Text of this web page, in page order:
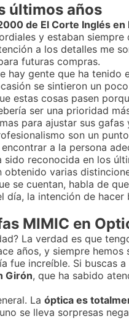
últimos años
de El Corte Inglés en
y estaban
a los detalles me
futuras compras.
gente que ha tenido
se sintieron un
estas cosas pasen
ser una prioridad
para ajustar sus
son un
a la persona
sido reconocida en los
varias
se cuentan, habla de
la intención de
MIMIC en
La verdad es que
años, y siempre
fue increíble. Si buscas
Girón, que ha sabido
La óptica es
se lleva sorpresas